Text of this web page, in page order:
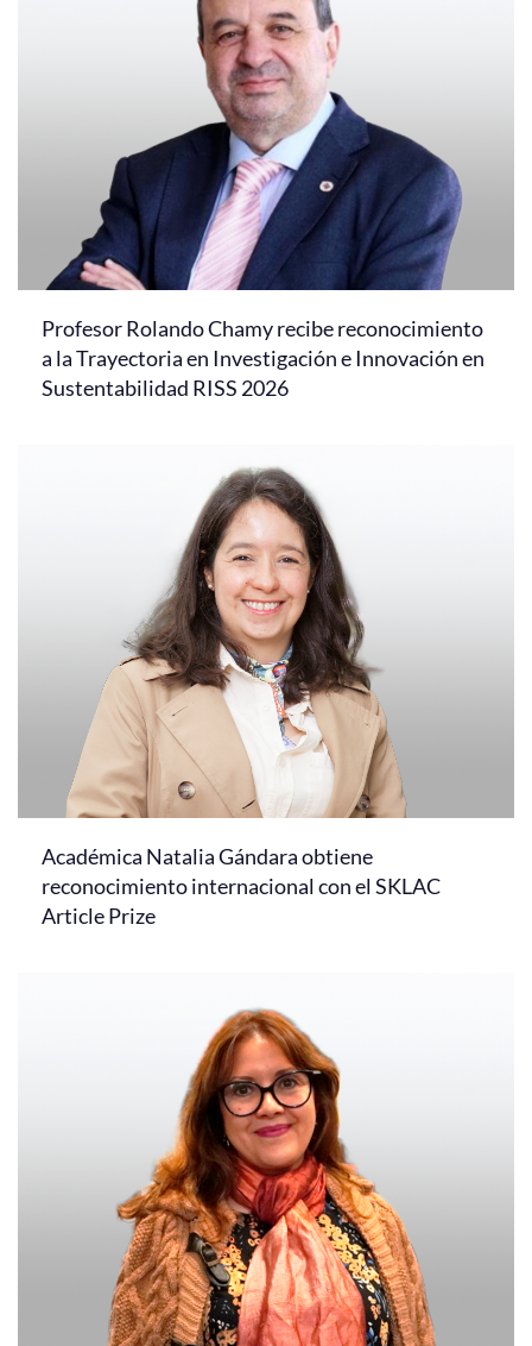
Profesor Rolando Chamy recibe reconocimiento
a la Trayectoria en Investigación e Innovación en
Sustentabilidad RISS 2026
Académica Natalia Gándara obtiene
reconocimiento internacional con el SKLAC
Article Prize